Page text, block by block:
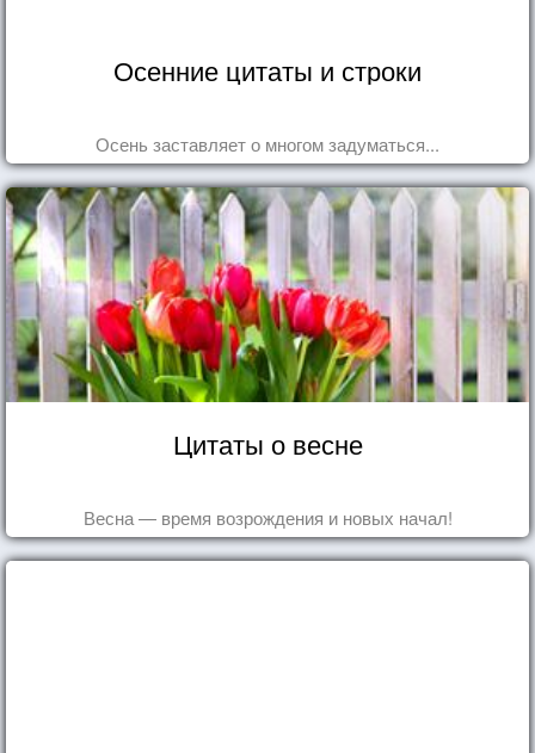
Осенние цитаты и строки
Осень заставляет о многом задуматься...
Цитаты о весне
Весна — время возрождения и новых начал!